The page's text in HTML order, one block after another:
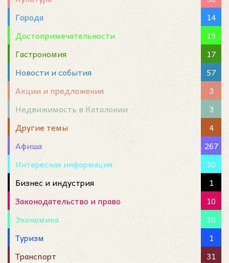
Города
14
Достопримечательности
19
Гастрономия
17
Новости и события
57
Акции и предложения
3
Недвижимость в Каталонии
3
Другие темы
4
Афиша
267
Интересная информация
20
Бизнес и индустрия
1
Законодательство и право
10
Экономика
10
Туризм
1
Транспорт
31